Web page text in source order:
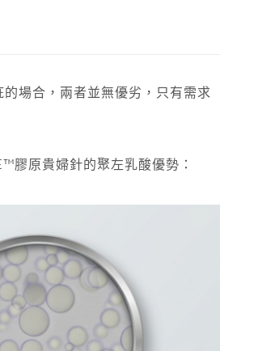
場合，兩者並無優劣，只有需求
膠原貴婦針的聚左乳酸優勢：